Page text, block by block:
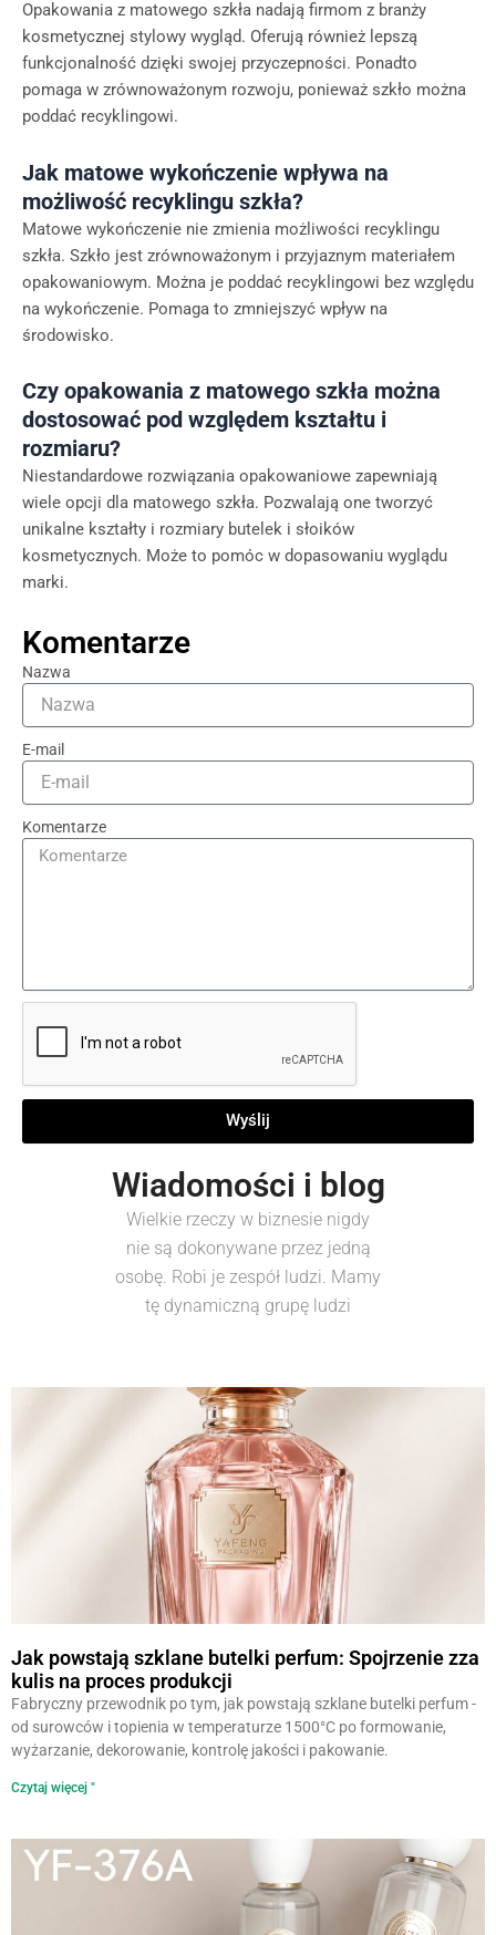
Opakowania z matowego szkła nadają firmom z branży
kosmetycznej stylowy wygląd. Oferują również lepszą
funkcjonalność dzięki swojej przyczepności. Ponadto
pomaga w zrównoważonym rozwoju, ponieważ szkło można
poddać recyklingowi.
Jak matowe wykończenie wpływa na
możliwość recyklingu szkła?
Matowe wykończenie nie zmienia możliwości recyklingu
szkła. Szkło jest zrównoważonym i przyjaznym materiałem
opakowaniowym. Można je poddać recyklingowi bez względu
na wykończenie. Pomaga to zmniejszyć wpływ na
środowisko.
Czy opakowania z matowego szkła można
dostosować pod względem kształtu i
rozmiaru?
Niestandardowe rozwiązania opakowaniowe zapewniają
wiele opcji dla matowego szkła. Pozwalają one tworzyć
unikalne kształty i rozmiary butelek i słoików
kosmetycznych. Może to pomóc w dopasowaniu wyglądu
marki.
Komentarze
Nazwa
E-mail
Komentarze
Wyślij
Wiadomości i blog
Wielkie rzeczy w biznesie nigdy
nie są dokonywane przez jedną
osobę. Robi je zespół ludzi. Mamy
tę dynamiczną grupę ludzi
Jak powstają szklane butelki perfum: Spojrzenie zza
kulis na proces produkcji
Fabryczny przewodnik po tym, jak powstają szklane butelki perfum -
od surowców i topienia w temperaturze 1500°C po formowanie,
wyżarzanie, dekorowanie, kontrolę jakości i pakowanie.
Czytaj więcej "